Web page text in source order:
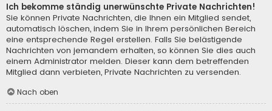
Ich bekomme ständig unerwünschte Private Nachrichten!
Sie können Private Nachrichten, die Ihnen ein Mitglied sendet,
automatisch löschen, indem Sie in Ihrem persönlichen Bereich
eine entsprechende Regel erstellen. Falls Sie belästigende
Nachrichten von jemandem erhalten, so können Sie dies auch
einem Administrator melden. Dieser kann dem betreffenden
Mitglied dann verbieten, Private Nachrichten zu versenden.
Nach oben